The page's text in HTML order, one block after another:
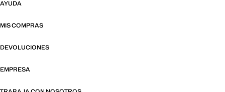
AYUDA
MIS COMPRAS
DEVOLUCIONES
EMPRESA